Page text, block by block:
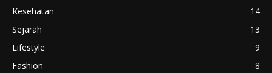
Kesehatan
14
Sejarah
13
Lifestyle
9
Fashion
8